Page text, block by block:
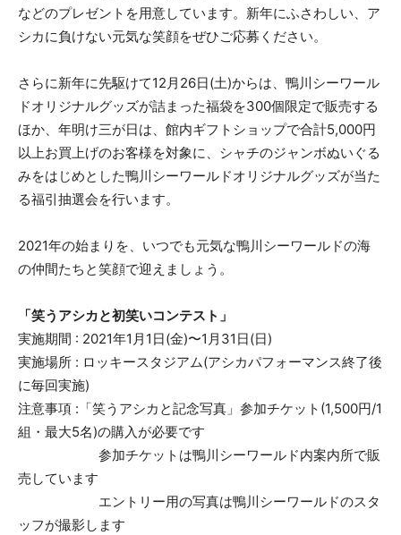
などのプレゼントを用意しています。新年にふさわしい、ア
シカに負けない元気な笑顔をぜひご応募ください。
さらに新年に先駆けて12月26日(土)からは、鴨川シーワール
ドオリジナルグッズが詰まった福袋を300個限定で販売する
ほか、年明け三が日は、館内ギフトショップで合計5,000円
以上お買上げのお客様を対象に、シャチのジャンボぬいぐる
みをはじめとした鴨川シーワールドオリジナルグッズが当た
る福引抽選会を行います。
2021年の始まりを、いつでも元気な鴨川シーワールドの海
の仲間たちと笑顔で迎えましょう。
「笑うアシカと初笑いコンテスト」
実施期間 : 2021年1月1日(金)〜1月31日(日)
実施場所 : ロッキースタジアム(アシカパフォーマンス終了後
に毎回実施)
注意事項 :「笑うアシカと記念写真」参加チケット(1,500円/1
組・最大5名)の購入が必要です
参加チケットは鴨川シーワールド内案内所で販
売しています
エントリー用の写真は鴨川シーワールドのスタ
ッフが撮影します